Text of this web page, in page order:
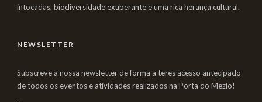
intocadas, biodiversidade exuberante e uma rica herança cultural.
NEWSLETTER
Subscreve a nossa newsletter de forma a teres acesso antecipado
de todos os eventos e atividades realizados na Porta do Mezio!